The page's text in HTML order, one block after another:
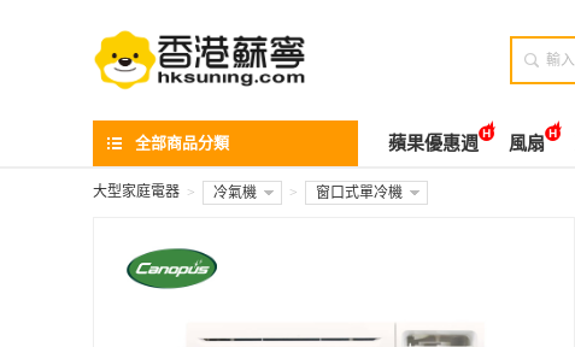

全部商品分類 蘋果優惠週 風扇
大型家庭電器 > 冷氣機 > 窗口式單冷機